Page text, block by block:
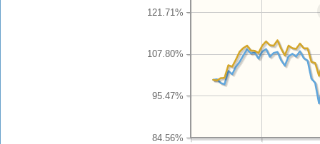
84.56%
95.47%
107.80%
121.71%